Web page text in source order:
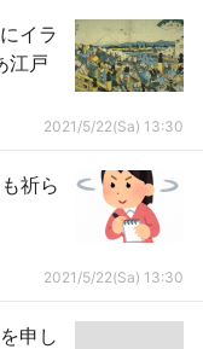
イラ
江戸
2021/5/22(Sa) 13:30
祈ら
2021/5/22(Sa) 13:30
申し